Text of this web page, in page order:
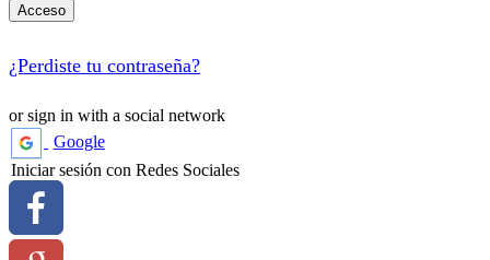
Acceso
¿Perdiste tu contraseña?
or sign in with a social network
Google
Iniciar sesión con Redes Sociales